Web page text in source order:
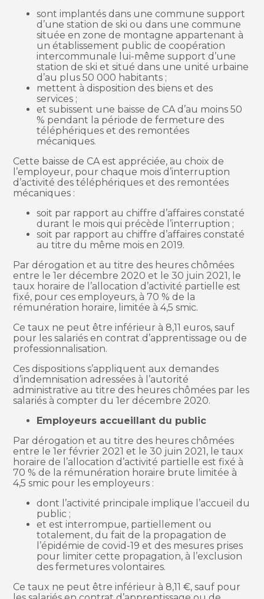
sont implantés dans une commune support
d’une station de ski ou dans une commune
située en zone de montagne appartenant à
un établissement public de coopération
intercommunale lui-même support d’une
station de ski et situé dans une unité urbaine
d’au plus 50 000 habitants ;
mettent à disposition des biens et des
services ;
et subissent une baisse de CA d’au moins 50
% pendant la période de fermeture des
téléphériques et des remontées
mécaniques.
Cette baisse de CA est appréciée, au choix de
l’employeur, pour chaque mois d’interruption
d’activité des téléphériques et des remontées
mécaniques :
soit par rapport au chiffre d’affaires constaté
durant le mois qui précède l’interruption ;
soit par rapport au chiffre d’affaires constaté
au titre du même mois en 2019.
Par dérogation et au titre des heures chômées
entre le 1er décembre 2020 et le 30 juin 2021, le
taux horaire de l’allocation d’activité partielle est
fixé, pour ces employeurs, à 70 % de la
rémunération horaire, limitée à 4,5 smic.
Ce taux ne peut être inférieur à 8,11 euros, sauf
pour les salariés en contrat d’apprentissage ou de
professionnalisation.
Ces dispositions s’appliquent aux demandes
d’indemnisation adressées à l’autorité
administrative au titre des heures chômées par les
salariés à compter du 1er décembre 2020.
Employeurs accueillant du public
Par dérogation et au titre des heures chômées
entre le 1er février 2021 et le 30 juin 2021, le taux
horaire de l’allocation d’activité partielle est fixé à
70 % de la rémunération horaire brute limitée à
4,5 smic pour les employeurs :
dont l’activité principale implique l’accueil du
public ;
et est interrompue, partiellement ou
totalement, du fait de la propagation de
l’épidémie de covid-19 et des mesures prises
pour limiter cette propagation, à l’exclusion
des fermetures volontaires.
Ce taux ne peut être inférieur à 8,11 €, sauf pour